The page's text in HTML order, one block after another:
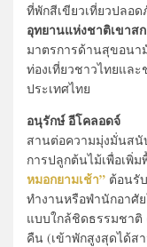
ที่พักสีเขียวเที่ยวปลอ
อุทยานแห่งชาติเขาสก
มาตรการด้านสุขอนา
ท่องเที่ยวชาวไทยแล
ประเทศไทย
อนุรักษ์ อีโคลอดจ์
สานต่อความมุ่งมั่นส
การปลูกต้นไม้เพื่อเพิ่
หมอกยามเช้า” ต้อนรั
ทำงานหรือพำนักอาศั
แบบใกล้ชิดธรรมชาติ
คืน (เข้าพักสูงสุดได้ส